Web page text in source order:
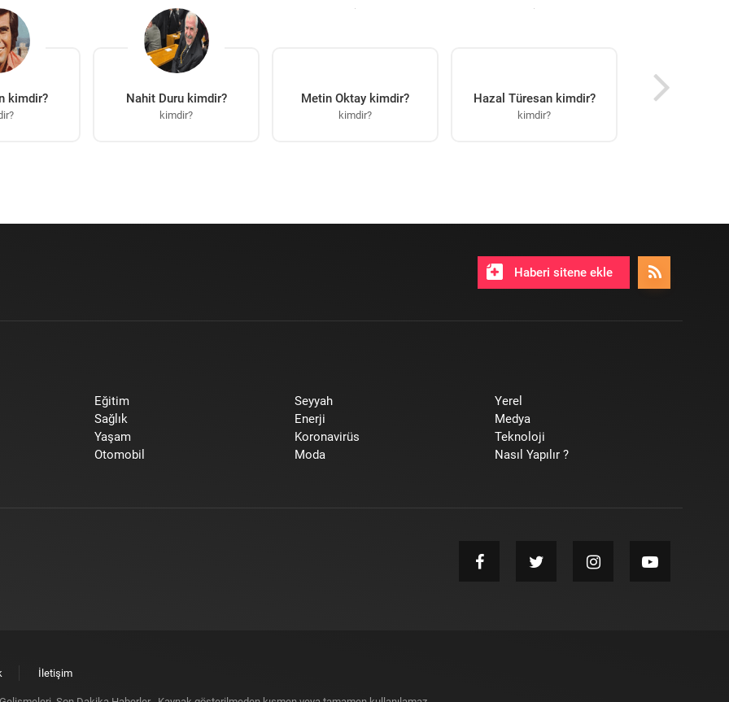
kimdir? Nahit Duru kimdir?
kimdir?
Metin Oktay kimdir?
kimdir?
Hazal Türesan kimdir?
kimdir?
Haberi sitene ekle
Eğitim
Sağlık
Yaşam
Otomobil
Seyyah
Enerji
Koronavirüs
Moda
Yerel
Medya
Teknoloji
Nasıl Yapılır ?
İletişim